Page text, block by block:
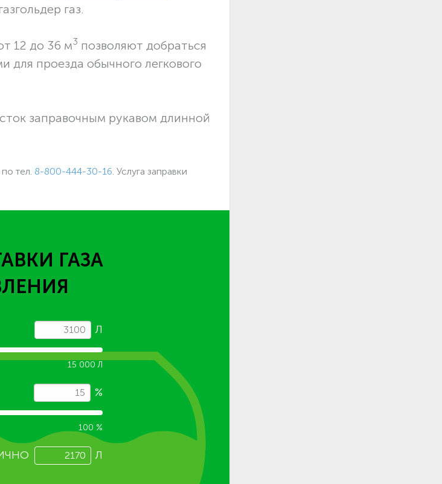
газ.
12 до 36 м3 позволяют добраться
проезда обычного легкового
заправочным рукавом длинной
тел. 8-800-444-30-16 . Услуга заправки
ГАЗА
Л
15 000 Л
%
100 %
Л